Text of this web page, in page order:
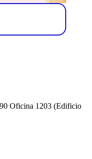
Oficina 1203 (Edificio